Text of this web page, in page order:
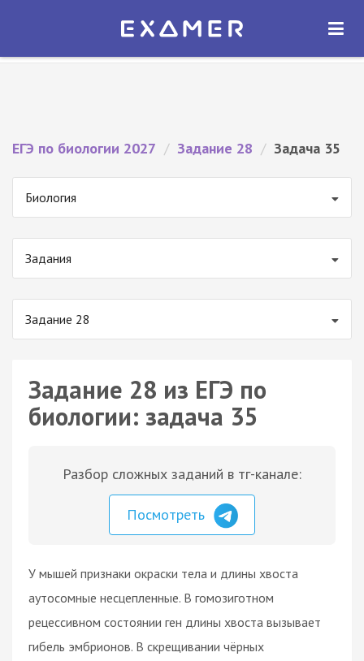
Экзамер — ЕГЭ 2027
ОТКРЫТЬ
ЕГЭ по биологии 2027 / Задание 28 / Задача 35
Биология
Задания
Задание 28
Задание 28 из ЕГЭ по
биологии: задача 35
Разбор сложных заданий в тг-канале:
Посмотреть
У мышей признаки окраски тела и длины хвоста
аутосомные несцепленные. В гомозиготном
рецессивном состоянии ген длины хвоста вызывает
гибель эмбрионов. В скрещивании чёрных